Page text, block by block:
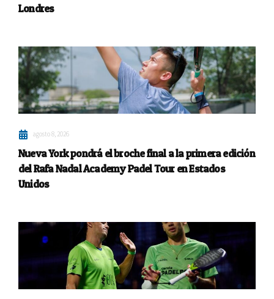
Londres
agosto 8, 2026
Nueva York pondrá el broche final a la primera edición
del Rafa Nadal Academy Padel Tour en Estados
Unidos